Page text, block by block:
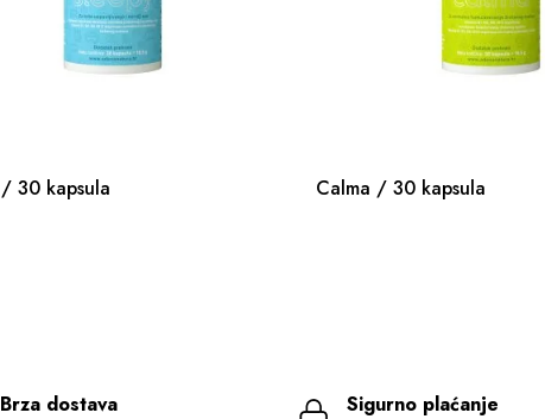
30 kapsula Calma / 30 kapsula
Brza dostava Sigurno plaćanje